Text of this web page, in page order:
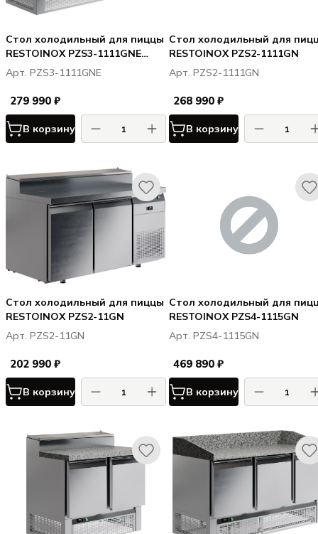
Стол холодильный для пиццы
RESTOINOX PZS3-1111GNE
(нижн. расп. агр)
Арт. PZS3-1111GNE
279 990 ₽
В корзину
Стол холодильный для
RESTOINOX PZS2-1111GN
Арт. PZS2-1111GN
268 990 ₽
В корзину
Стол холодильный для пиццы
RESTOINOX PZS2-11GN
Арт. PZS2-11GN
202 990 ₽
В корзину
Стол холодильный для
RESTOINOX PZS4-1115GN
Арт. PZS4-1115GN
469 890 ₽
В корзину